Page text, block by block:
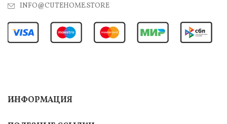
INFO@CUTEHOME.STORE
ИНФОРМАЦИЯ